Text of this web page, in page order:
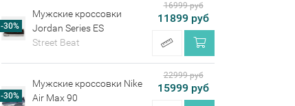
-30%
Мужские кроссовки
Jordan Series ES
Street Beat
16999 руб
11899 руб
-30%
Мужские кроссовки Nike
Air Max 90
22999 руб
15999 руб